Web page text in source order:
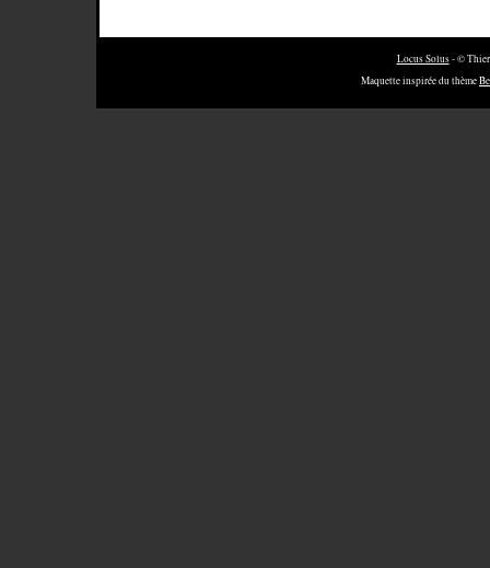
Locus Solus- ©
Maquette inspirée du thème